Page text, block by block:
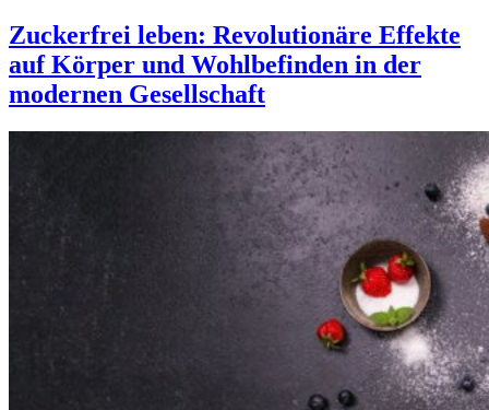
Zuckerfrei leben: Revolutionäre Effekte
auf Körper und Wohlbefinden in der
modernen Gesellschaft